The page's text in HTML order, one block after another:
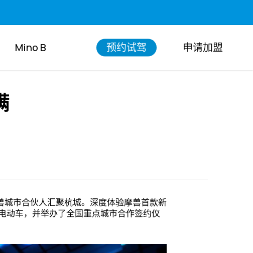
Mino B 预约试驾 申请加盟
市合伙人汇聚杭城。深度体验摩兽首款新
动车，并举办了全国重点城市合作签约仪